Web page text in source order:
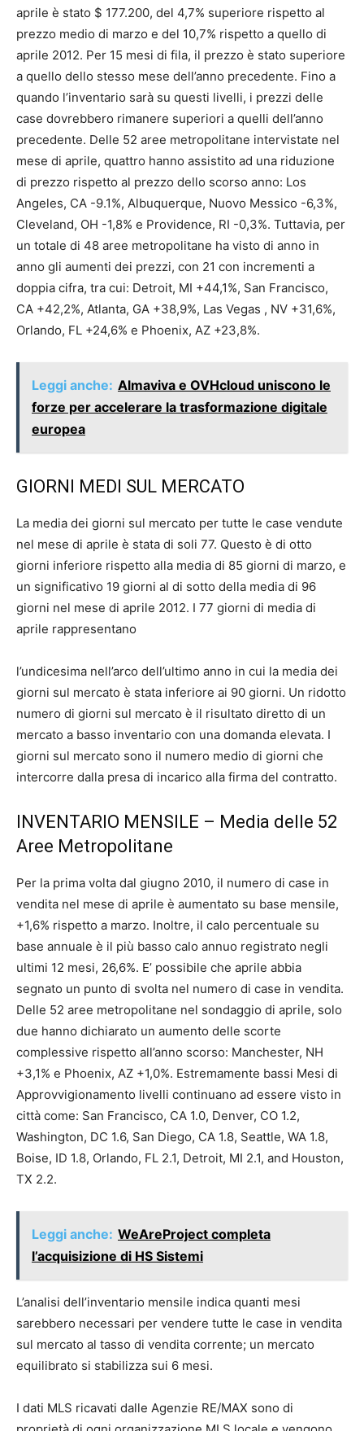
aprile è stato $ 177.200, del 4,7% superiore rispetto al
prezzo medio di marzo e del 10,7% rispetto a quello di
aprile 2012. Per 15 mesi di fila, il prezzo è stato superiore
a quello dello stesso mese dell’anno precedente. Fino a
quando l’inventario sarà su questi livelli, i prezzi delle
case dovrebbero rimanere superiori a quelli dell’anno
precedente. Delle 52 aree metropolitane intervistate nel
mese di aprile, quattro hanno assistito ad una riduzione
di prezzo rispetto al prezzo dello scorso anno: Los
Angeles, CA -9.1%, Albuquerque, Nuovo Messico -6,3%,
Cleveland, OH -1,8% e Providence, RI -0,3%. Tuttavia, per
un totale di 48 aree metropolitane ha visto di anno in
anno gli aumenti dei prezzi, con 21 con incrementi a
doppia cifra, tra cui: Detroit, MI +44,1%, San Francisco,
CA +42,2%, Atlanta, GA +38,9%, Las Vegas , NV +31,6%,
Orlando, FL +24,6% e Phoenix, AZ +23,8%.
Leggi anche: Almaviva e OVHcloud uniscono le
forze per accelerare la trasformazione digitale
europea
GIORNI MEDI SUL MERCATO
La media dei giorni sul mercato per tutte le case vendute
nel mese di aprile è stata di soli 77. Questo è di otto
giorni inferiore rispetto alla media di 85 giorni di marzo, e
un significativo 19 giorni al di sotto della media di 96
giorni nel mese di aprile 2012. I 77 giorni di media di
aprile rappresentano
l’undicesima nell’arco dell’ultimo anno in cui la media dei
giorni sul mercato è stata inferiore ai 90 giorni. Un ridotto
numero di giorni sul mercato è il risultato diretto di un
mercato a basso inventario con una domanda elevata. I
giorni sul mercato sono il numero medio di giorni che
intercorre dalla presa di incarico alla firma del contratto.
INVENTARIO MENSILE – Media delle 52
Aree Metropolitane
Per la prima volta dal giugno 2010, il numero di case in
vendita nel mese di aprile è aumentato su base mensile,
+1,6% rispetto a marzo. Inoltre, il calo percentuale su
base annuale è il più basso calo annuo registrato negli
ultimi 12 mesi, 26,6%. E’ possibile che aprile abbia
segnato un punto di svolta nel numero di case in vendita.
Delle 52 aree metropolitane nel sondaggio di aprile, solo
due hanno dichiarato un aumento delle scorte
complessive rispetto all’anno scorso: Manchester, NH
+3,1% e Phoenix, AZ +1,0%. Estremamente bassi Mesi di
Approvvigionamento livelli continuano ad essere visto in
città come: San Francisco, CA 1.0, Denver, CO 1.2,
Washington, DC 1.6, San Diego, CA 1.8, Seattle, WA 1.8,
Boise, ID 1.8, Orlando, FL 2.1, Detroit, MI 2.1, and Houston,
TX 2.2.
Leggi anche: WeAreProject completa
l’acquisizione di HS Sistemi
L’analisi dell’inventario mensile indica quanti mesi
sarebbero necessari per vendere tutte le case in vendita
sul mercato al tasso di vendita corrente; un mercato
equilibrato si stabilizza sui 6 mesi.
I dati MLS ricavati dalle Agenzie RE/MAX sono di